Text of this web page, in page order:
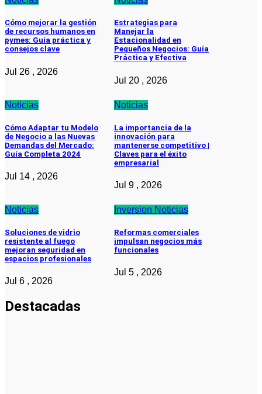
Cómo mejorar la gestión
de recursos humanos en
pymes: Guía práctica y
consejos clave
Jul 26 , 2026
Estrategias para
Manejar la
Estacionalidad en
Pequeños Negocios: Guía
Práctica y Efectiva
Jul 20 , 2026
Noticias
Cómo Adaptar tu Modelo
de Negocio a las Nuevas
Demandas del Mercado:
Guía Completa 2024
Jul 14 , 2026
Noticias
La importancia de la
innovación para
mantenerse competitivo |
Claves para el éxito
empresarial
Jul 9 , 2026
Noticias
Soluciones de vidrio
resistente al fuego
mejoran seguridad en
espacios profesionales
Jul 6 , 2026
Inversion Noticias
Reformas comerciales
impulsan negocios más
funcionales
Jul 5 , 2026
Destacadas